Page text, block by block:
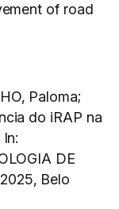
of road
Paloma;
do iRAP na
DE
Belo